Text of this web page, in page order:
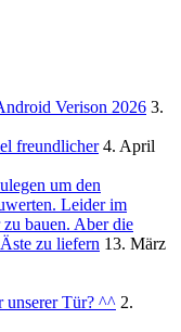
Verison 2026 3.
freundlicher 4. April
um den
Leider im
bauen. Aber die
zu liefern 13. März
unserer Tür? ^^ 2.